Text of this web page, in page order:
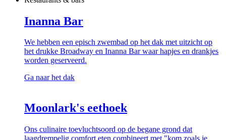
Inanna Bar
We hebben een episch zwembad op het dak met uitzicht op
het drukke Broadway en Inanna Bar waar hapjes en drankjes
worden geserveerd.
Ga naar het dak
Moonlark's eethoek
Ons culinaire toevluchtsoord op de begane grond dat